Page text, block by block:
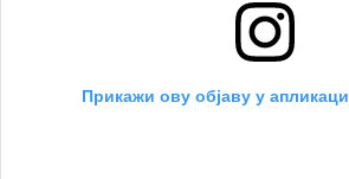
Прикажи ову објаву у